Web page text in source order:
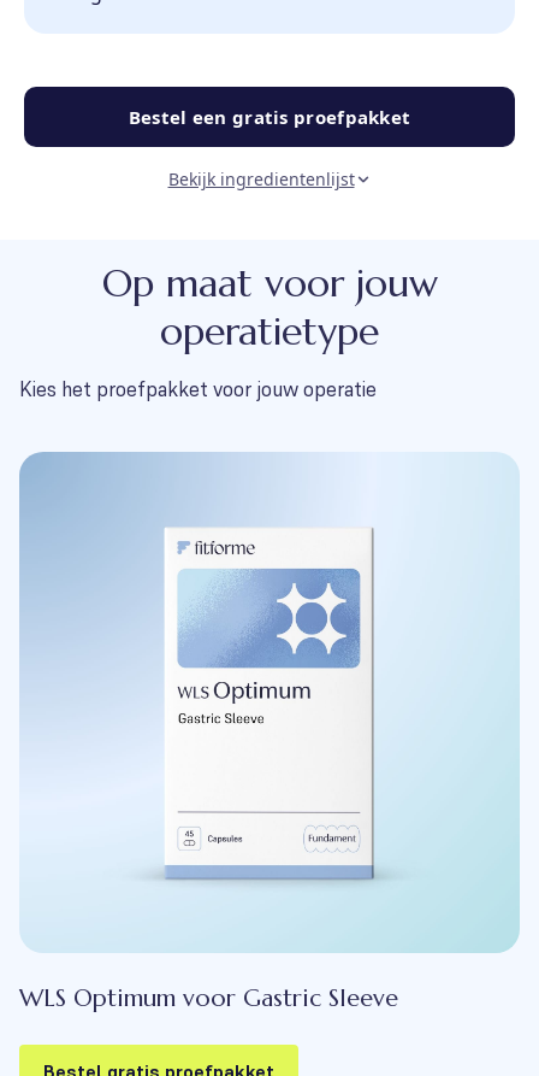
Bestel een gratis proefpakket
Bekijk ingredientenlijst
Op maat voor jouw
operatietype
Kies het proefpakket voor jouw operatie
WLS Optimum voor Gastric Sleeve